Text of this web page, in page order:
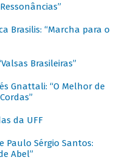
Brasilis: “Marcha para o
Brasileiras”
Gnattali: “O Melhor de
da UFF
Paulo Sérgio Santos:
Abel”